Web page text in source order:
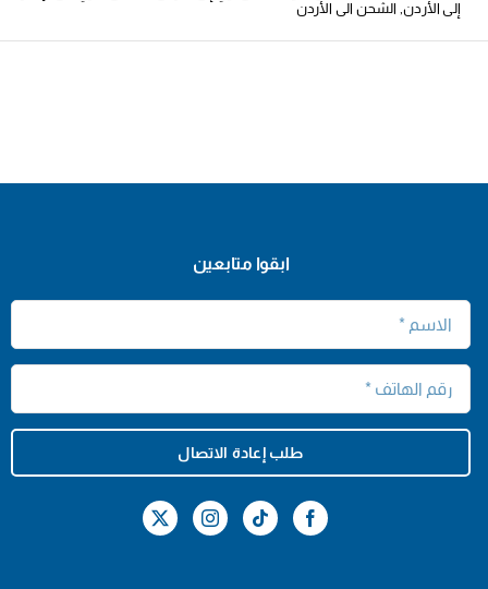
إلى الأردن, الشحن الى الأردن
ابقوا متابعين
طلب إعادة الاتصال